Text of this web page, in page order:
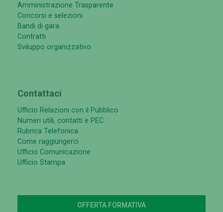
Amministrazione Trasparente
Concorsi e selezioni
Bandi di gara
Contratti
Sviluppo organizzativo
Contattaci
Ufficio Relazioni con il Pubblico
Numeri utili, contatti e PEC
Rubrica Telefonica
Come raggiungerci
Ufficio Comunicazione
Ufficio Stampa
OFFERTA FORMATIVA